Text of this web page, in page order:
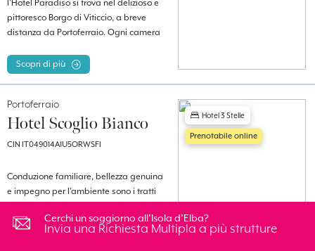
l'Hotel Paradiso si trova nel delizioso e
pittoresco Borgo di Viticcio, a breve
distanza da Portoferraio. Ogni camera
mare.
Scopri di più
Portoferraio
Hotel Scoglio Bianco
CIN IT049014A1U5ORWSFI
Conduzione familiare, bellezza genuina
e impegno per l’ambiente sono i tratti
mare, al centro dell’isola, nello
scenografico golfo di Viticcio, tanto
Hotel 3 Stelle
Prenotabile online
Cerchi un soggiorno all’Isola d’Elba?
Invia una Richiesta Multipla a più strutture